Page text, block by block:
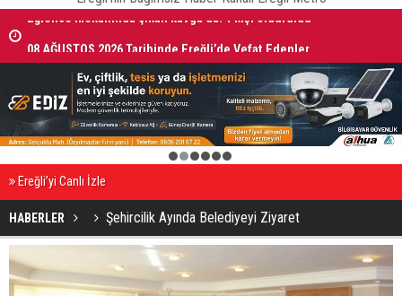
Eğlence mekanında çıkan kavga’da: 1 kişi öldürüldü
2 3 4 5 6
Ereğli’yi Canlı İzle
HABERLER Şehircilik Ayında Belediyeyi Ziyaret